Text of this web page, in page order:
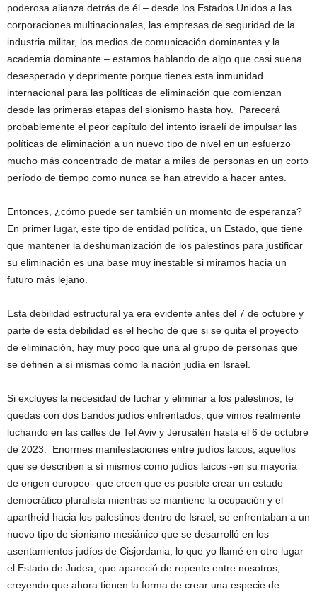
poderosa alianza detrás de él – desde los Estados Unidos a las
corporaciones multinacionales, las empresas de seguridad de la
industria militar, los medios de comunicación dominantes y la
academia dominante – estamos hablando de algo que casi suena
desesperado y deprimente porque tienes esta inmunidad
internacional para las políticas de eliminación que comienzan
desde las primeras etapas del sionismo hasta hoy. Parecerá
probablemente el peor capítulo del intento israelí de impulsar las
políticas de eliminación a un nuevo tipo de nivel en un esfuerzo
mucho más concentrado de matar a miles de personas en un corto
período de tiempo como nunca se han atrevido a hacer antes.
Entonces, ¿cómo puede ser también un momento de esperanza?
En primer lugar, este tipo de entidad política, un Estado, que tiene
que mantener la deshumanización de los palestinos para justificar
su eliminación es una base muy inestable si miramos hacia un
futuro más lejano.
Esta debilidad estructural ya era evidente antes del 7 de octubre y
parte de esta debilidad es el hecho de que si se quita el proyecto
de eliminación, hay muy poco que una al grupo de personas que
se definen a sí mismas como la nación judía en Israel.
Si excluyes la necesidad de luchar y eliminar a los palestinos, te
quedas con dos bandos judíos enfrentados, que vimos realmente
luchando en las calles de Tel Aviv y Jerusalén hasta el 6 de octubre
de 2023. Enormes manifestaciones entre judíos laicos, aquellos
que se describen a sí mismos como judíos laicos -en su mayoría
de origen europeo- que creen que es posible crear un estado
democrático pluralista mientras se mantiene la ocupación y el
apartheid hacia los palestinos dentro de Israel, se enfrentaban a un
nuevo tipo de sionismo mesiánico que se desarrolló en los
asentamientos judíos de Cisjordania, lo que yo llamé en otro lugar
el Estado de Judea, que apareció de repente entre nosotros,
creyendo que ahora tienen la forma de crear una especie de